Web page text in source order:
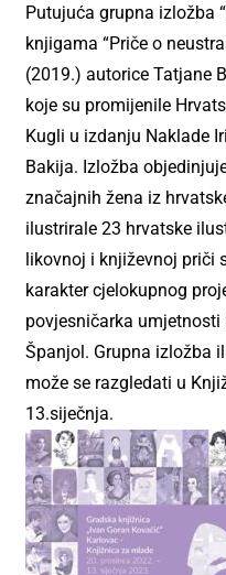
Putujuća grupna izložba
knjigama “Priče o
(2019.) autorice Tatjane
koje su promijenile
Kugli u izdanju Naklade
Bakija. Izložba
značajnih žena iz
ilustrirale 23 hrvatske
likovnoj i književnoj priči
karakter cjelokupnog
povjesničarka
Španjol. Grupna izložba
može se razgledati u
13.siječnja.